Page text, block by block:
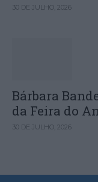
30 DE JULHO, 2026
Bárbara
da Feira do
30 DE JULHO, 2026